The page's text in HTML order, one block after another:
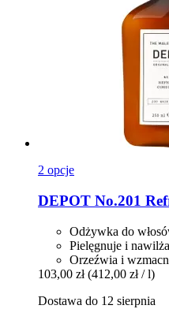
2 opcje
DEPOT No.201
Odżywka do
Pielęgnuje i nawilża
Orzeźwia i
103,00 zł (412,00 zł / l)
Dostawa do 12 sierpnia